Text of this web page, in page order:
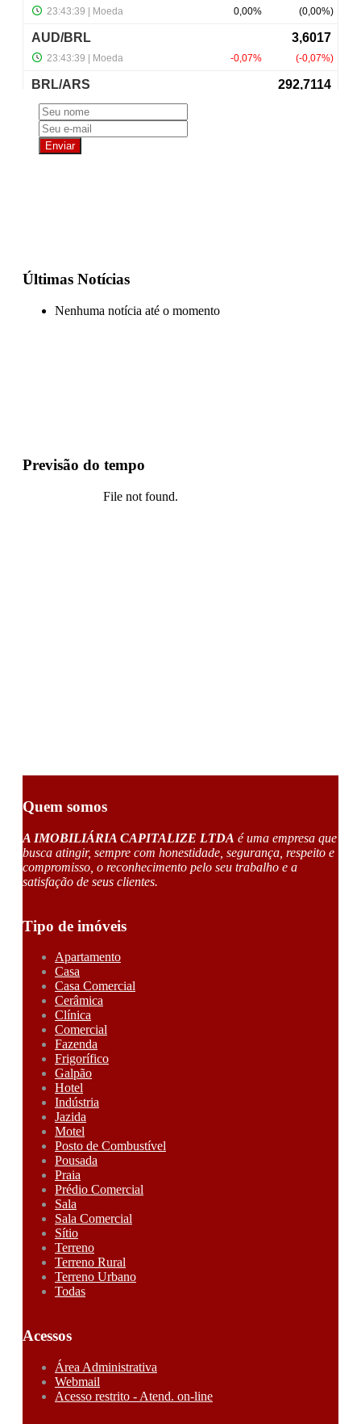
NewsLetter
Últimas Notícias
Nenhuma notícia até o momento
Previsão do tempo
Quem somos
A IMOBILIÁRIA CAPITALIZE LTDA é uma empresa que
busca atingir, sempre com honestidade, segurança, respeito e
compromisso, o reconhecimento pelo seu trabalho e a
satisfação de seus clientes.
Tipo de imóveis
Apartamento
Casa
Casa Comercial
Cerâmica
Clínica
Comercial
Fazenda
Frigorífico
Galpão
Hotel
Indústria
Jazida
Motel
Posto de Combustível
Pousada
Praia
Prédio Comercial
Sala
Sala Comercial
Sítio
Terreno
Terreno Rural
Terreno Urbano
Todas
Acessos
Área Administrativa
Webmail
Acesso restrito - Atend. on-line